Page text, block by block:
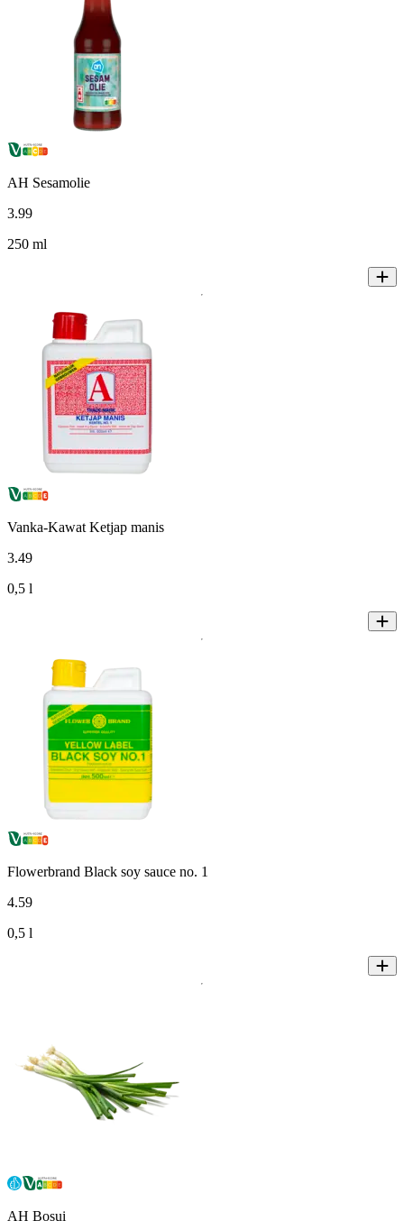
AH Sesamolie
3.99
250 ml
Vanka-Kawat Ketjap manis
3.49
0,5 l
Flowerbrand Black soy sauce no. 1
4.59
0,5 l
AH Bosui